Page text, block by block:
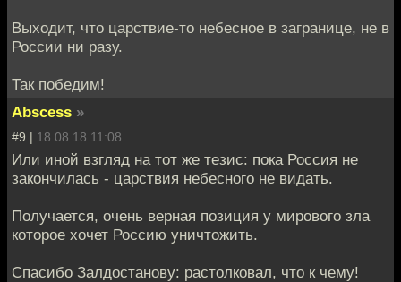
Выходит, что царствие-то небесное в загранице, не в
России ни разу.
Так победим!
Abscess »
#9 | 18.08.18 11:08
Или иной взгляд на тот же тезис: пока Россия не
закончилась - царствия небесного не видать.
Получается, очень верная позиция у мирового зла
которое хочет Россию уничтожить.
Спасибо Залдостанову: растолковал, что к чему!